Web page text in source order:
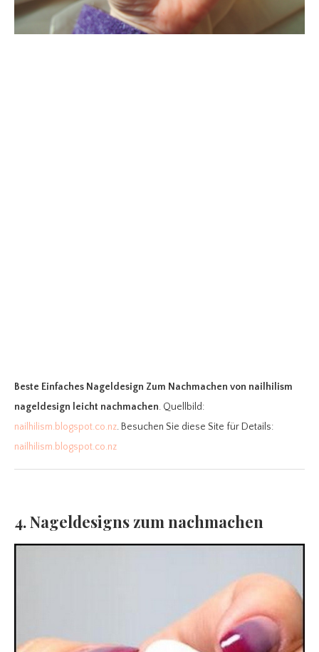
Beste Einfaches Nageldesign Zum Nachmachen von nailhilism
nageldesign leicht nachmachen. Quellbild:
nailhilism.blogspot.co.nz. Besuchen Sie diese Site für Details:
nailhilism.blogspot.co.nz
4. Nageldesigns zum nachmachen